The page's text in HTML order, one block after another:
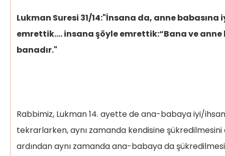
Lukman Suresi 31/14:"İnsana da, anne babasına
emrettik.… insana şöyle emrettik:“Bana ve anne
banadır."
Rabbimiz, Lukman 14. ayette de ana-babaya iyi/
tekrarlarken, aynı zamanda kendisine
ardından aynı zamanda ana-babaya da